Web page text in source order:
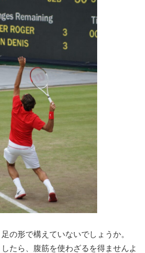
の形で構えていないでしょうか。
たら、腹筋を使わざるを得ませんよ